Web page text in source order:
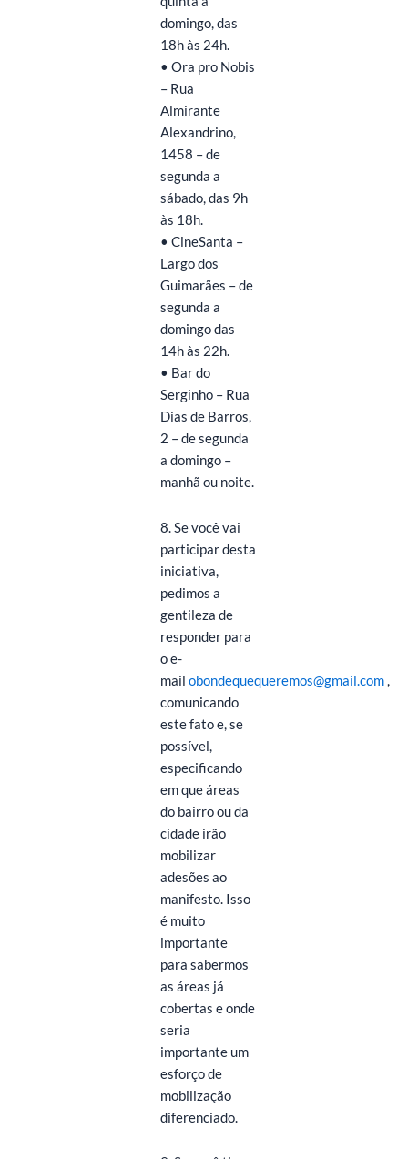
domingo, das
18h às 24h.
• Ora pro Nobis
– Rua
Almirante
Alexandrino,
1458 – de
segunda a
sábado, das 9h
às 18h.
• CineSanta –
Largo dos
Guimarães – de
segunda a
domingo das
14h às 22h.
• Bar do
Serginho – Rua
Dias de Barros,
2 – de segunda
a domingo –
manhã ou noite.
8. Se você vai
participar desta
iniciativa,
pedimos a
gentileza de
responder para
o e-
mail obondequequeremos@gmail.com,
comunicando
este fato e, se
possível,
especificando
em que áreas
do bairro ou da
cidade irão
mobilizar
adesões ao
manifesto. Isso
é muito
importante
para sabermos
as áreas já
cobertas e onde
seria
importante um
esforço de
mobilização
diferenciado.